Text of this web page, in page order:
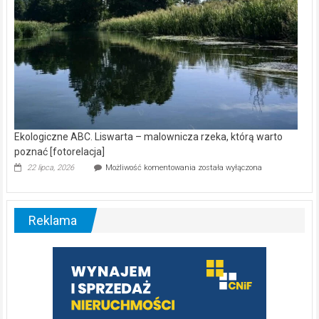
Ekologiczne ABC. Liswarta – malownicza rzeka, którą warto
poznać [fotorelacja]
22 lipca, 2026 Możliwość komentowania Ekologiczne
–
warto
poznać
[fotorelacja]
została wyłączona
Reklama